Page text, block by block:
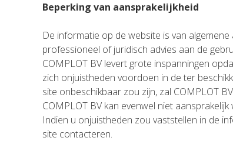
Beperking van aansprakelijkheid
De informatie op de website is van
professioneel of juridisch advies aan de
COMPLOT BV levert grote inspanningen
zich onjuistheden voordoen in de ter
site onbeschikbaar zou zijn, zal COMPLOT
COMPLOT BV kan evenwel niet
Indien u onjuistheden zou vaststellen in de
site contacteren.